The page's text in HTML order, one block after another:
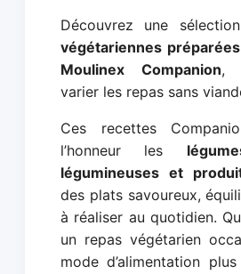
Découvrez une
végétariennes
Moulinex Companion,
varier les repas sans
Ces recettes
l’honneur les
légumineuses et
des plats savoureux,
à réaliser au quotidien.
un repas végétarien
mode d’alimentation